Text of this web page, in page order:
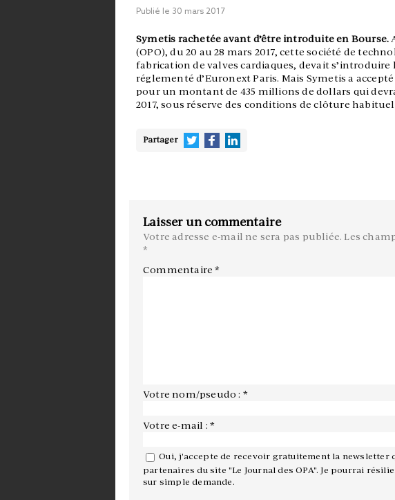
Publié le 30 mars 2017
Symetis rachetée avant d’être introduite en Bourse.
(OPO), du 20 au 28 mars 2017, cette société de
fabrication de valves cardiaques, devait s’introduire
réglementé d’Euronext Paris. Mais Symetis a
pour un montant de 435 millions de dollars qui
2017, sous réserve des conditions de clôture
Partager
Laisser un commentaire
Votre adresse e-mail ne sera pas publiée. Les
*
Commentaire*
Votre nom/pseudo : *
Votre e-mail : *
Oui, j'accepte de recevoir gratuitement la newsletter
partenaires du site "Le Journal des OPA". Je pourrai
sur simple demande.